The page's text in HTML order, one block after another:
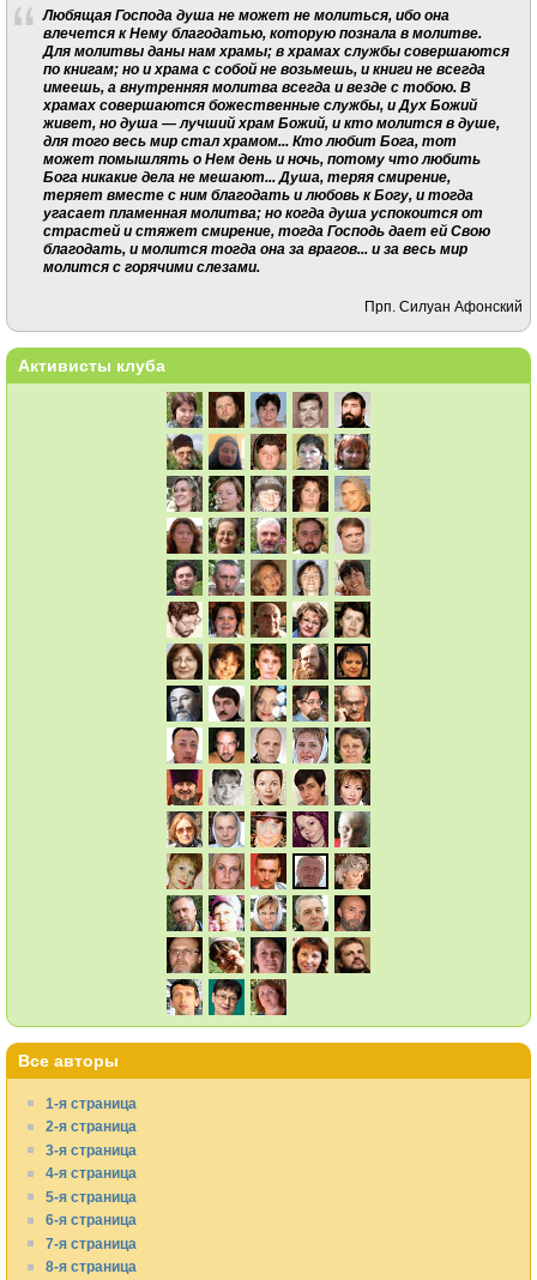
Любящая Господа душа не может не молиться, ибо она
влечется к Нему благодатью, которую познала в молитве.
Для молитвы даны нам храмы; в храмах службы совершаются
по книгам; но и храма с собой не возьмешь, и книги не всегда
имеешь, а внутренняя молитва всегда и везде с тобою. В
храмах совершаются божественные службы, и Дух Божий
живет, но душа — лучший храм Божий, и кто молится в душе,
для того весь мир стал храмом... Кто любит Бога, тот
может помышлять о Нем день и ночь, потому что любить
Бога никакие дела не мешают... Душа, теряя смирение,
теряет вместе с ним благодать и любовь к Богу, и тогда
угасает пламенная молитва; но когда душа успокоится от
страстей и стяжет смирение, тогда Господь дает ей Свою
благодать, и молится тогда она за врагов... и за весь мир
молится с горячими слезами.
Прп. Силуан Афонский
Активисты клуба
Все авторы
1-я страница
2-я страница
3-я страница
4-я страница
5-я страница
6-я страница
7-я страница
8-я страница